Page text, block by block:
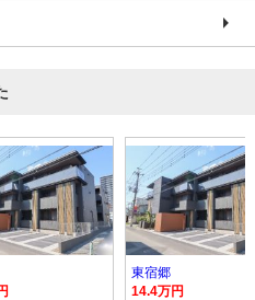
東宿郷
14.4万円